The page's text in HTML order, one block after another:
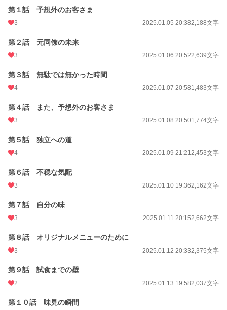
第１話 予想外のお客さま
3 2025.01.05 20:382,188文字
第２話 元同僚の未来
3 2025.01.06 20:522,639文字
第３話 無駄では無かった時間
4 2025.01.07 20:581,483文字
第４話 また、予想外のお客さま
3 2025.01.08 20:501,774文字
第５話 独立への道
4 2025.01.09 21:212,453文字
第６話 不穏な気配
3 2025.01.10 19:362,162文字
第７話 自分の味
3 2025.01.11 20:152,662文字
第８話 オリジナルメニューのために
3 2025.01.12 20:332,375文字
第９話 試食までの壁
2 2025.01.13 19:582,037文字
第１０話 味見の瞬間